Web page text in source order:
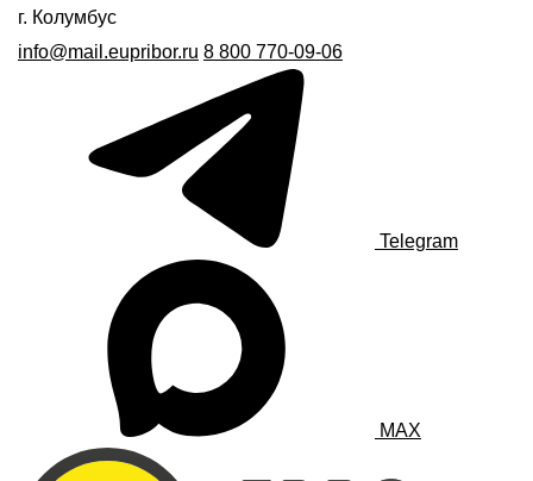
г. Колумбус
info@mail.eupribor.ru 8 800 770-09-06
Telegram
MAX